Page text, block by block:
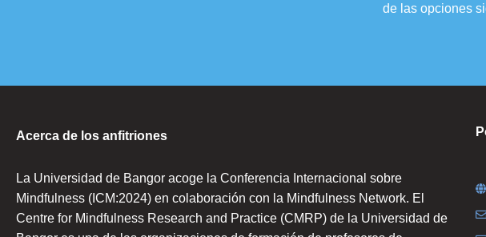
de las opciones
Acerca de los anfitriones
La Universidad de Bangor acoge la Conferencia Internacional sobre
Mindfulness (ICM:2024) en colaboración con la Mindfulness Network. El
Centre for Mindfulness Research and Practice (CMRP) de la Universidad de